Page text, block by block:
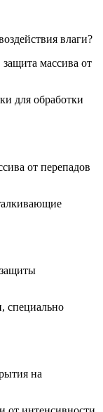
влаги?
для обработки
от перепадов
специально
на